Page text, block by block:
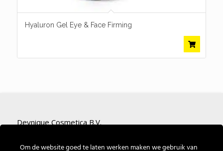
Hyaluron Gel Eye & Face Firming
Deynique Cosmetica B.V.
Om de website goed te laten werken maken we gebruik van